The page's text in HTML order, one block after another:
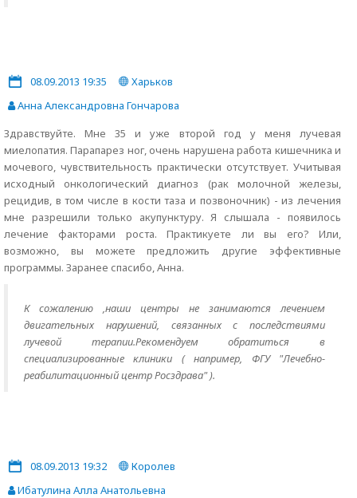
08.09.2013 19:35
Харьков
Анна Александровна Гончарова
Здравствуйте. Мне 35 и уже второй год у меня лучевая
миелопатия. Парапарез ног, очень нарушена работа кишечника и
мочевого, чувствительность практически отсутствует. Учитывая
исходный онкологический диагноз (рак молочной железы,
рецидив, в том числе в кости таза и позвоночник) - из лечения
мне разрешили только акупунктуру. Я слышала - появилось
лечение факторами роста. Практикуете ли вы его? Или,
возможно, вы можете предложить другие эффективные
программы. Заранее спасибо, Анна.
К сожалению ,наши центры не занимаются лечением
двигательных нарушений, связанных с последствиями
лучевой терапии.Рекомендуем обратиться в
специализированные клиники ( например, ФГУ "Лечебно-
реабилитационный центр Росздрава" ).
08.09.2013 19:32
Королев
Ибатулина Алла Анатольевна